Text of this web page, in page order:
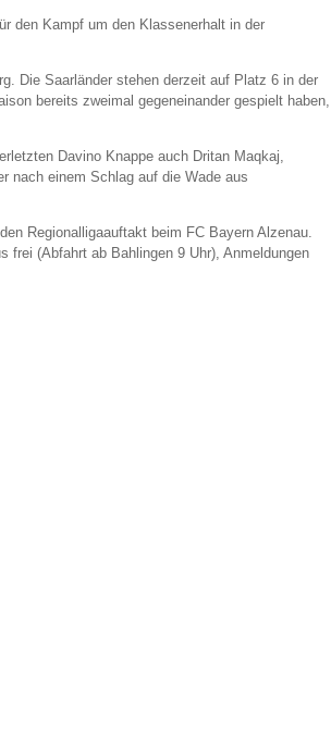
den Kampf um den Klassenerhalt in der
Die Saarländer stehen derzeit auf Platz 6 in der
bereits zweimal gegeneinander gespielt haben,
Davino Knappe auch Dritan Maqkaj,
nach einem Schlag auf die Wade aus
Regionalligaauftakt beim FC Bayern Alzenau.
frei (Abfahrt ab Bahlingen 9 Uhr), Anmeldungen